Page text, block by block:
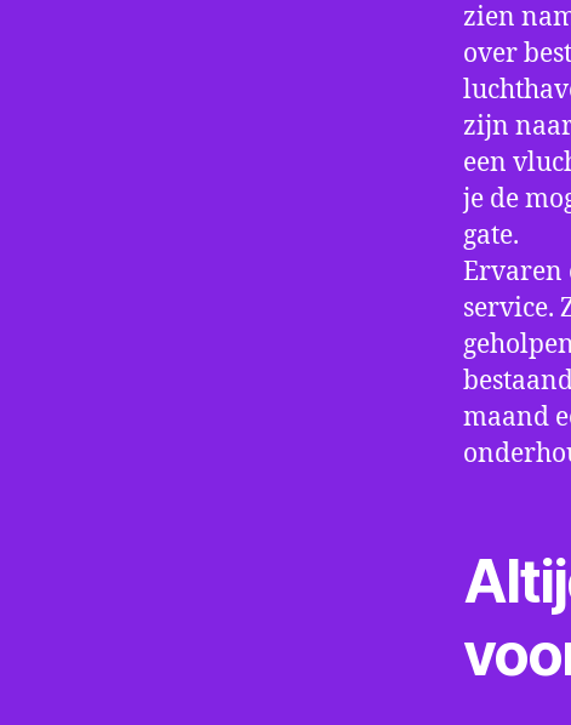
zien
over
zijn
een
je de
gate.
Ervaren
service.
maand